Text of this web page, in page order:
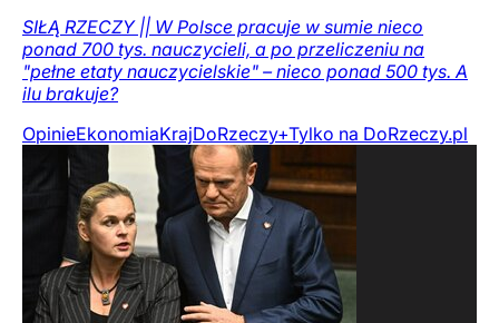
SIŁĄ RZECZY || W Polsce pracuje w sumie nieco
ponad 700 tys. nauczycieli, a po przeliczeniu na
"pełne etaty nauczycielskie" – nieco ponad 500 tys. A
ilu brakuje?
OpinieEkonomiaKrajDoRzeczy+Tylko na DoRzeczy.pl